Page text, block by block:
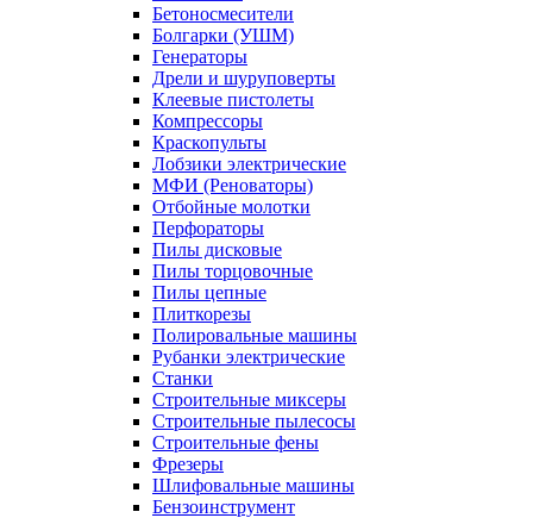
Бетоносмесители
Болгарки (УШМ)
Генераторы
Дрели и шуруповерты
Клеевые пистолеты
Компрессоры
Краскопульты
Лобзики электрические
МФИ (Реноваторы)
Отбойные молотки
Перфораторы
Пилы дисковые
Пилы торцовочные
Пилы цепные
Плиткорезы
Полировальные машины
Рубанки электрические
Станки
Строительные миксеры
Строительные пылесосы
Строительные фены
Фрезеры
Шлифовальные машины
Бензоинструмент